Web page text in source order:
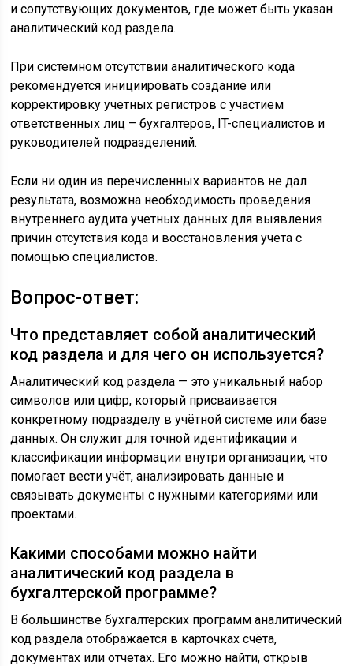
и сопутствующих документов, где может быть указан
аналитический код раздела.
При системном отсутствии аналитического кода
рекомендуется инициировать создание или
корректировку учетных регистров с участием
ответственных лиц – бухгалтеров, IT-специалистов и
руководителей подразделений.
Если ни один из перечисленных вариантов не дал
результата, возможна необходимость проведения
внутреннего аудита учетных данных для выявления
причин отсутствия кода и восстановления учета с
помощью специалистов.
Вопрос-ответ:
Что представляет собой аналитический
код раздела и для чего он используется?
Аналитический код раздела — это уникальный набор
символов или цифр, который присваивается
конкретному подразделу в учётной системе или базе
данных. Он служит для точной идентификации и
классификации информации внутри организации, что
помогает вести учёт, анализировать данные и
связывать документы с нужными категориями или
проектами.
Какими способами можно найти
аналитический код раздела в
бухгалтерской программе?
В большинстве бухгалтерских программ аналитический
код раздела отображается в карточках счёта,
документах или отчетах. Его можно найти, открыв